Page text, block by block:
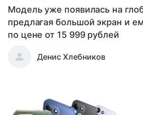
Модель уже появилась на
предлагая большой экран и
по цене от 15 999 рублей
Денис Хлебников